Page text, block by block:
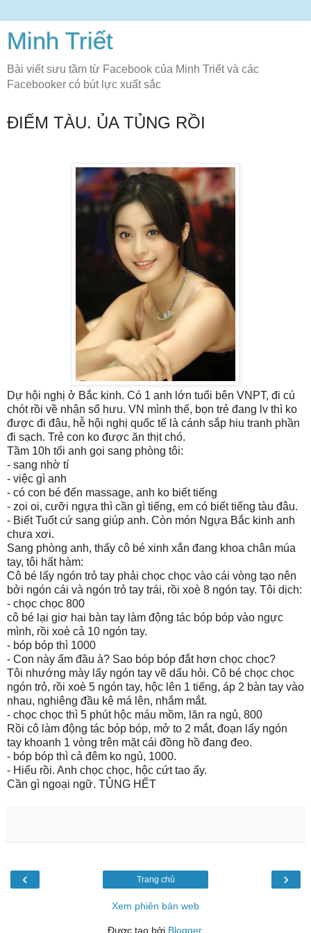
Minh Triết
Bài viết sưu tầm từ Facebook của Minh Triết và các
Facebooker có bút lực xuất sắc
ĐIẾM TÀU. ỦA TỦNG RỒI
Dự hội nghị ở Bắc kinh. Có 1 anh lớn tuổi bên VNPT, đi cú
chót rồi về nhận sổ hưu. VN mình thế, bọn trẻ đang lv thì ko
được đi đâu, hễ hội nghị quốc tế là cánh sắp hiu tranh phần
đi sạch. Trẻ con ko được ăn thịt chó.
Tầm 10h tối anh gọi sang phòng tôi:
- sang nhờ tí
- việc gì anh
- có con bé đến massage, anh ko biết tiếng
- zoi oi, cưỡi ngựa thì cần gì tiếng, em có biết tiếng tàu đâu.
- Biết Tuốt cứ sang giúp anh. Còn món Ngựa Bắc kinh anh
chưa xơi.
Sang phòng anh, thấy cô bé xinh xắn đang khoa chân múa
tay, tôi hất hàm:
Cô bé lấy ngón trỏ tay phải chọc chọc vào cái vòng tạo nên
bởi ngón cái và ngón trỏ tay trái, rồi xoè 8 ngón tay. Tôi dịch:
- chọc chọc 800
cô bé lại giơ hai bàn tay làm động tác bóp bóp vào ngực
mình, rồi xoè cả 10 ngón tay.
- bóp bóp thì 1000
- Con này ấm đầu à? Sao bóp bóp đắt hơn chọc chọc?
Tôi nhướng mày lấy ngón tay vẽ dấu hỏi. Cô bé chọc chọc
ngón trỏ, rồi xoè 5 ngón tay, hộc lên 1 tiếng, áp 2 bàn tay vào
nhau, nghiêng đầu kê má lên, nhắm mắt.
- chọc chọc thì 5 phút hộc máu mồm, lăn ra ngủ, 800
Rồi cô làm động tác bóp bóp, mở to 2 mắt, đoạn lấy ngón
tay khoanh 1 vòng trên mặt cái đồng hồ đang đeo.
- bóp bóp thì cả đêm ko ngủ, 1000.
- Hiểu rồi. Anh chọc chọc, hộc cứt tao ấy.
Cần gì ngoại ngữ. TỦNG HẾT
‹ ›
Trang chủ
Xem phiên bản web
Được tạo bởi Blogger.